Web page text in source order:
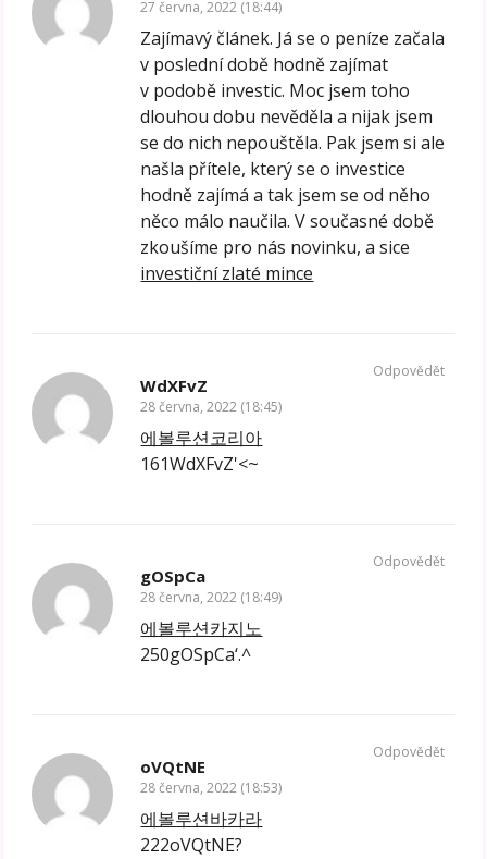
27 června, 2022 (18:44)
Zajímavý článek. Já se o peníze začala
v poslední době hodně zajímat
v podobě investic. Moc jsem toho
dlouhou dobu nevěděla a nijak jsem
se do nich nepouštěla. Pak jsem si ale
našla přítele, který se o investice
hodně zajímá a tak jsem se od něho
něco málo naučila. V současné době
zkoušíme pro nás novinku, a sice
investiční zlaté mince
WdXFvZ
28 června, 2022 (18:45)
에볼루션코리아
161WdXFvZ'<~
Odpovědět
gOSpCa
28 června, 2022 (18:49)
에볼루션카지노
250gOSpCa‘.^
Odpovědět
oVQtNE
28 června, 2022 (18:53)
에볼루션바카라
222oVQtNE?
Odpovědět